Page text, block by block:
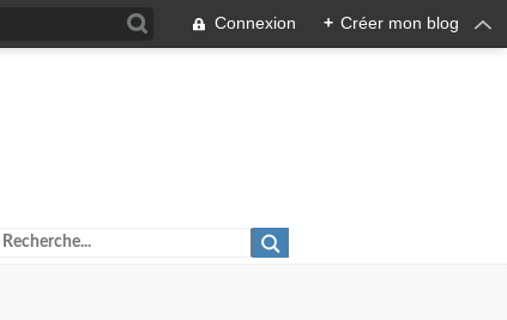
Connexion + Créer mon blog